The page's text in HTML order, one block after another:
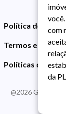
Política de
Termos e
Políticas de
@2026Guarida
413J
com
da